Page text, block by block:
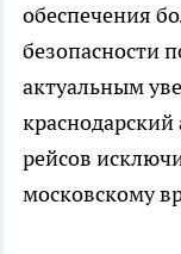
обеспечения
безопасности
актуальным
рейсов
московскому